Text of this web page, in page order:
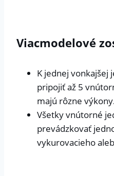
Viacmodelové
K jednej vonkajšej
pripojiť až 5
majú rôzne
Všetky vnútorné
prevádzkovať
vykurovacieho